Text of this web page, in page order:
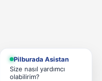
Pilburada Asistan
Size nasıl yardımcı
olabilirim?